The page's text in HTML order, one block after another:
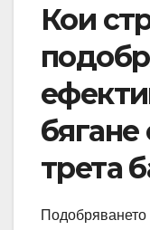
Кои
бягане
трета
Подобряването